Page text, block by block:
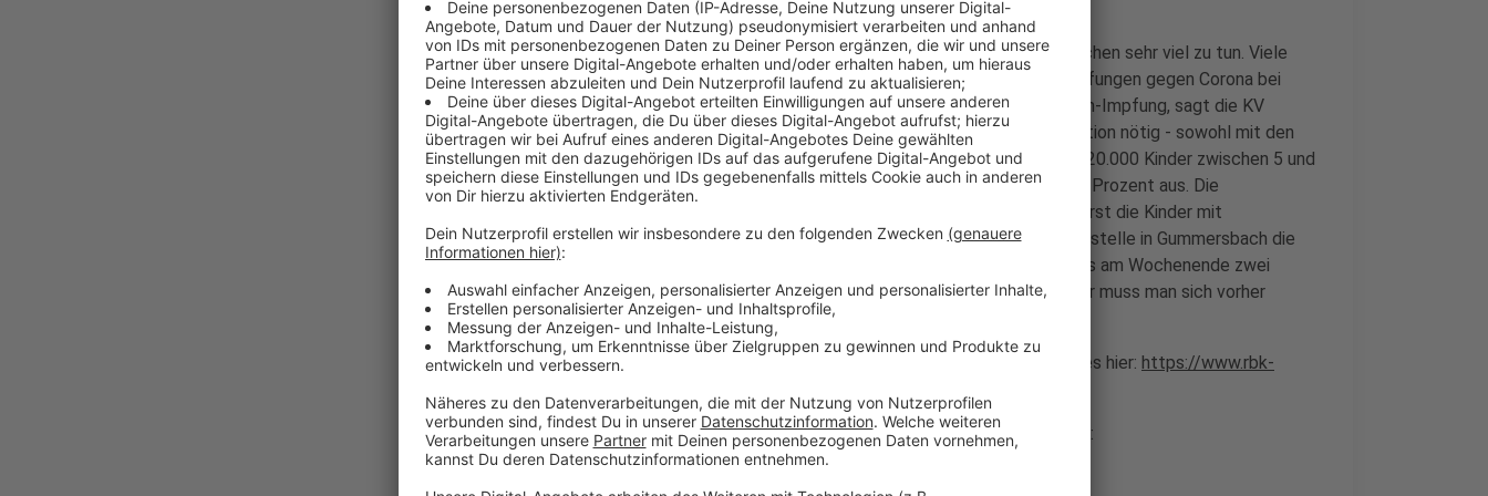
Die Kinderarztpraxen hätten mit den begleitenden Eltern-Gesprächen sehr viel zu tun. Viele
Eltern haben bei der Corona-Schutzimpfung viele Fragen. Die Impfungen gegen Corona bei
Kindern nimmt deutlich mehr Zeit in Anspruch als die Erwachsenen-Impfung, sagt die KV
Nordrhein. Es sei mehr Anleitung und auch intensivere Kommunikation nötig - sowohl mit den
Kindern als auch mit den Eltern. Laut KV leben in Nordrhein fast 620.000 Kinder zwischen 5 und
11 Jahren - die KV geht von einer Impfbereitschaft von 45 bis 60 Prozent aus. Die
Kinderarztpraxen werden der STIKO-Empfehlung entsprechend erst die Kinder mit
Vorerkrankungen impfen. Außerdem startet ab Freitag in der Impfstelle in Gummersbach die
Kinderimpfung mit Voranmeldung. Im Rheinisch-Bergischen gibt es am Wochenende zwei
Impfangebote für Kinder - in Bensberg und in Burscheid - auch hier muss man sich vorher
anmelden.
Termine für Kinderimpfungen im Rheinisch-Bergischen Kreis gibt es hier: https://www.rbk-
Termine für Kinderimpfungen im Oberbergischen Kreis gibt es hier:
https://www.obk.de/cms200/aktuelles/sars/iz/index.shtml